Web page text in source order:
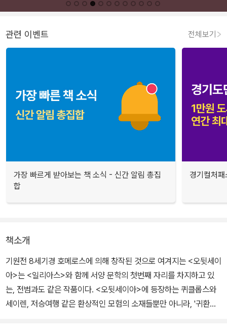
관련 이벤트 전체보기
가장 빠르게 받아보는 책 소식 - 신간 알림 총집
합
경기컬처
책소개
기원전 8세기경 호메로스에 의해 창작된 것으로 여겨지는 <오뒷세이
아>는 <일리아스>와 함께 서양 문학의 첫번째 자리를 차지하고 있
는, 전범과도 같은 작품이다. <오뒷세이아>에 등장하는 퀴클롭스와
세이렌, 저승여행 같은 환상적인 모험의 소재들뿐만 아니라, '귀환과